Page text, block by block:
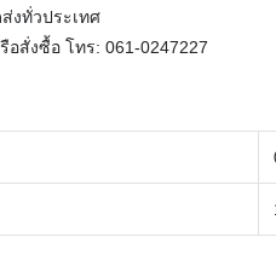
งทั่วประเทศ
อสั่งซื้อ โทร: 061-0247227